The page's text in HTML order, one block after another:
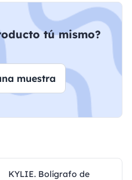
tú mismo?
muestra
KYLIE. Bolígrafo de